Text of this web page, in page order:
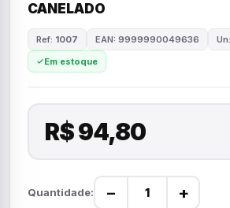
CANELADO
Ref: 1007 EAN: 9999990049636 Un:
Em estoque
R$ 94,80
Quantidade: − +